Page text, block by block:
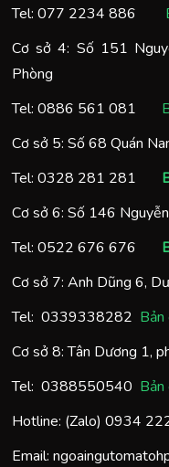
Tel: 077 2234 886
Cơ sở 4: Số 151
Phòng
Tel: 0886 561 081
Cơ sở 5: Số 68 Quán
Tel: 0328 281 281
Cơ sở 6: Số 146
Tel: 0522 676 676
Cơ sở 7: Anh Dũng 6,
Tel: 0339338282 Bản
Cơ sở 8: Tân Dương 1,
Tel: 0388550540 Bản
Hotline: (Zalo) 0934
Email: